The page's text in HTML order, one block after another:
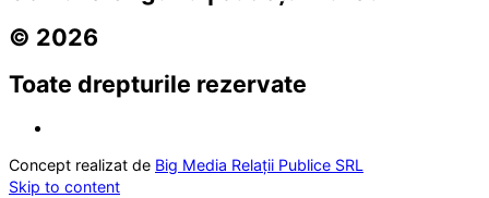
© 2026
Toate drepturile rezervate
Concept realizat de Big Media Relații Publice SRL
Skip to content